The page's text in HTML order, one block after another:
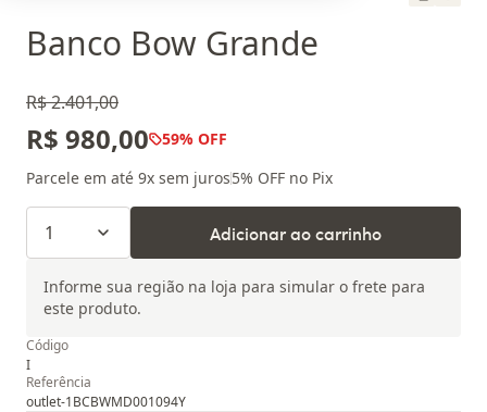
Banco Bow Grande
R$ 2.401,00
R$ 980,00 59% OFF
Parcele em até 9x sem juros5% OFF no Pix
1 Adicionar ao carrinho
Informe sua região na loja para simular o frete para
este produto.
Código
I
Referência
outlet-1BCBWMD001094Y